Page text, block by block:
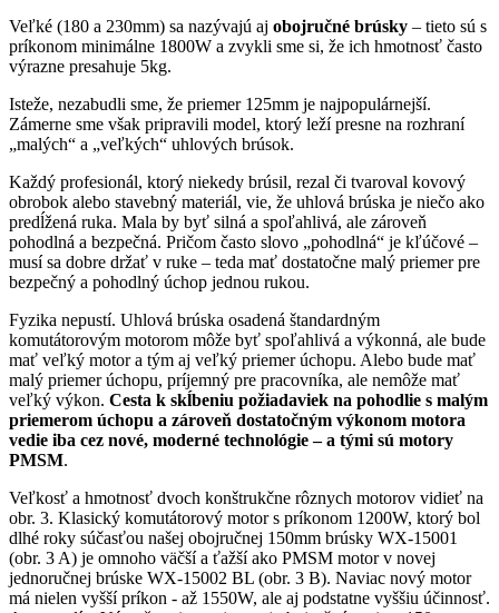
Veľké (180 a 230mm) sa nazývajú aj obojručné brúsky – tieto sú s
príkonom minimálne 1800W a zvykli sme si, že ich hmotnosť často
výrazne presahuje 5kg.
Isteže, nezabudli sme, že priemer 125mm je najpopulárnejší.
Zámerne sme však pripravili model, ktorý leží presne na rozhraní
„malých“ a „veľkých“ uhlových brúsok.
Každý profesionál, ktorý niekedy brúsil, rezal či tvaroval kovový
obrobok alebo stavebný materiál, vie, že uhlová brúska je niečo ako
predĺžená ruka. Mala by byť silná a spoľahlivá, ale zároveň
pohodlná a bezpečná. Pričom často slovo „pohodlná“ je kľúčové –
musí sa dobre držať v ruke – teda mať dostatočne malý priemer pre
bezpečný a pohodlný úchop jednou rukou.
Fyzika nepustí. Uhlová brúska osadená štandardným
komutátorovým motorom môže byť spoľahlivá a výkonná, ale bude
mať veľký motor a tým aj veľký priemer úchopu. Alebo bude mať
malý priemer úchopu, príjemný pre pracovníka, ale nemôže mať
veľký výkon. Cesta k skĺbeniu požiadaviek na pohodlie s malým
priemerom úchopu a zároveň dostatočným výkonom motora
vedie iba cez nové, moderné technológie – a tými sú motory
PMSM.
Veľkosť a hmotnosť dvoch konštrukčne rôznych motorov vidieť na
obr. 3. Klasický komutátorový motor s príkonom 1200W, ktorý bol
dlhé roky súčasťou našej obojručnej 150mm brúsky WX-15001
(obr. 3 A) je omnoho väčší a ťažší ako PMSM motor v novej
jednoručnej brúske WX-15002 BL (obr. 3 B). Naviac nový motor
má nielen vyšší príkon - až 1550W, ale aj podstatne vyššiu účinnosť.